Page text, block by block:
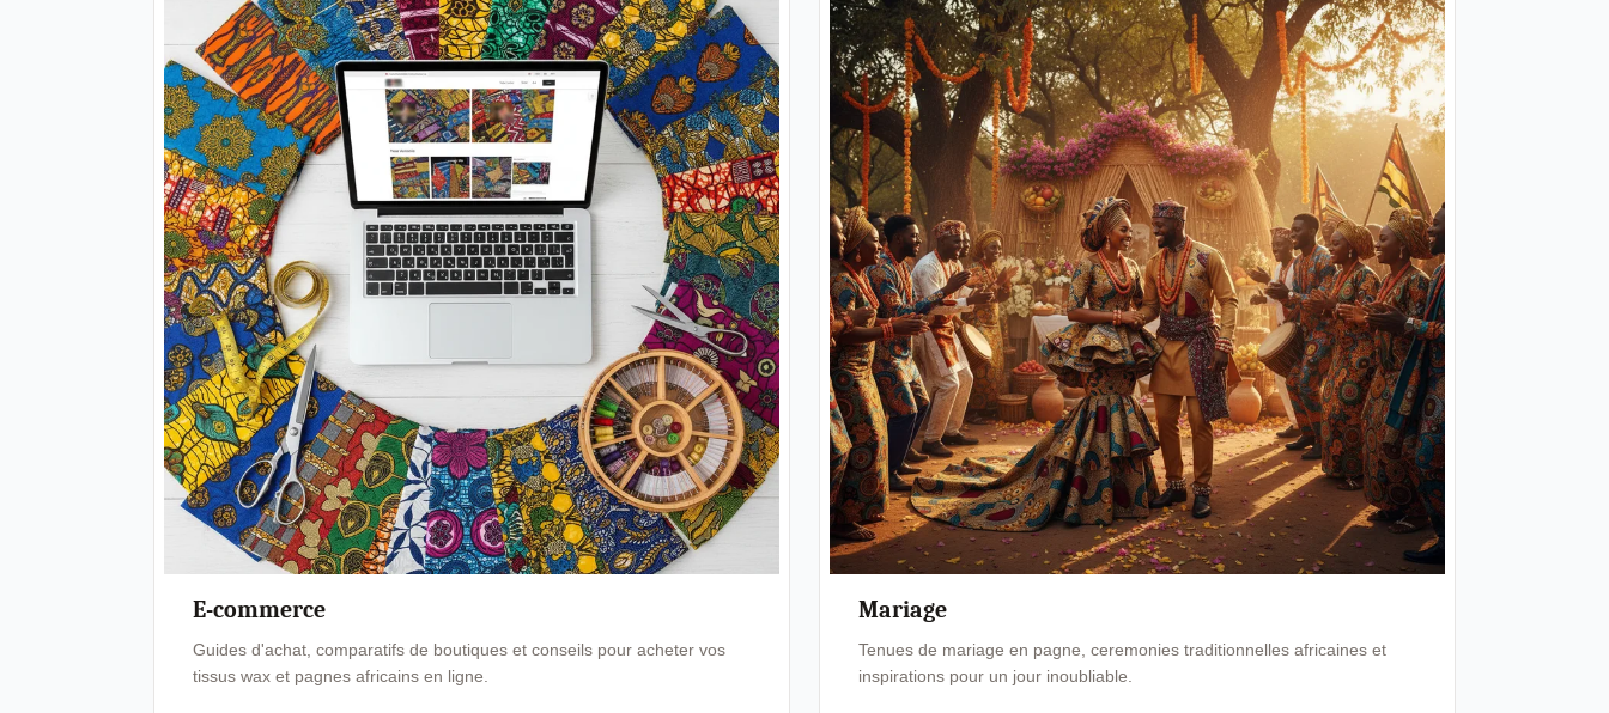
E-commerce
Guides d'achat, comparatifs de boutiques et conseils pour acheter vos
tissus wax et pagnes africains en ligne.
Mariage
Tenues de mariage en pagne, ceremonies traditionnelles africaines et
inspirations pour un jour inoubliable.